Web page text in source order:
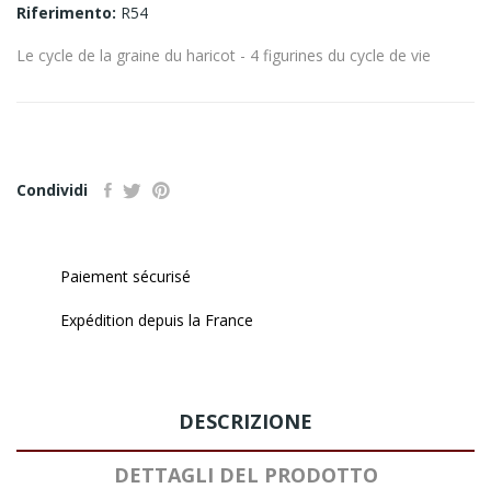
Riferimento: R54
Le cycle de la graine du haricot - 4 figurines du cycle de vie
Condividi
Paiement sécurisé
Expédition depuis la France
DESCRIZIONE
DETTAGLI DEL PRODOTTO